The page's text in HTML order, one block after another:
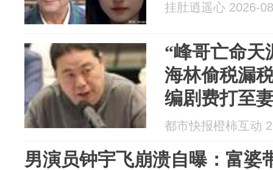
挂肚逍遥心 2026-
“峰哥亡命天
海林偷税漏
编剧费打至
海林：某些
题，不顾事
都市快报橙柿互动
男演员钟宇飞崩溃自曝：富婆